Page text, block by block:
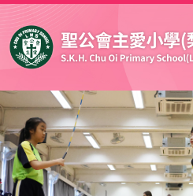
移至主內容